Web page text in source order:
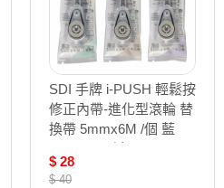
SDI 手牌 i-PUSH 輕鬆按
修正內帶-進化型滾輪 替
換帶 5mmx6M /個 藍
／紫CT-225VR
$ 28
$ 40